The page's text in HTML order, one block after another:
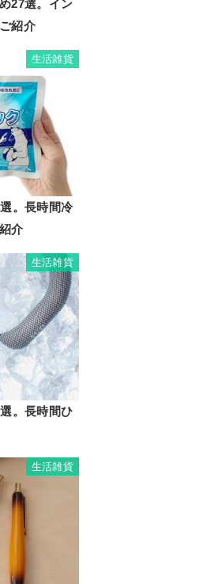
27選。イン
紹介
生活雑貨
。長時間冷
介
生活雑貨
。長時間ひ
生活雑貨